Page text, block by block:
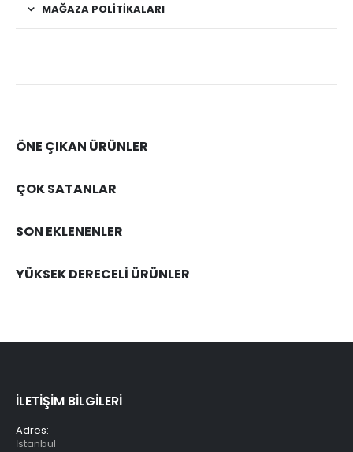
MAĞAZA POLITIKALARI
ÖNE ÇIKAN ÜRÜNLER
ÇOK SATANLAR
SON EKLENENLER
YÜKSEK DERECELİ ÜRÜNLER
İLETİŞİM BİLGİLERİ
Adres:
İstanbul